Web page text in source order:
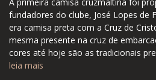
fundadores do clube, José Lopes de
era camisa preta com a Cruz de
mesma presente na cruz de
cores até hoje são as tradicionais
leia mais